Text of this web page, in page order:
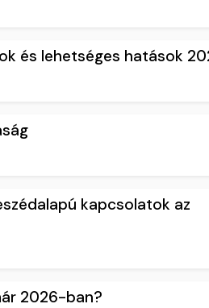
és lehetséges hatások
kapcsolatok az
2026-ban?